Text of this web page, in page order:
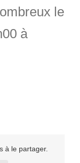
le
à
à le partager.